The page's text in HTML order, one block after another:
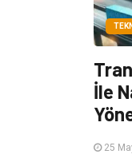
İle
25